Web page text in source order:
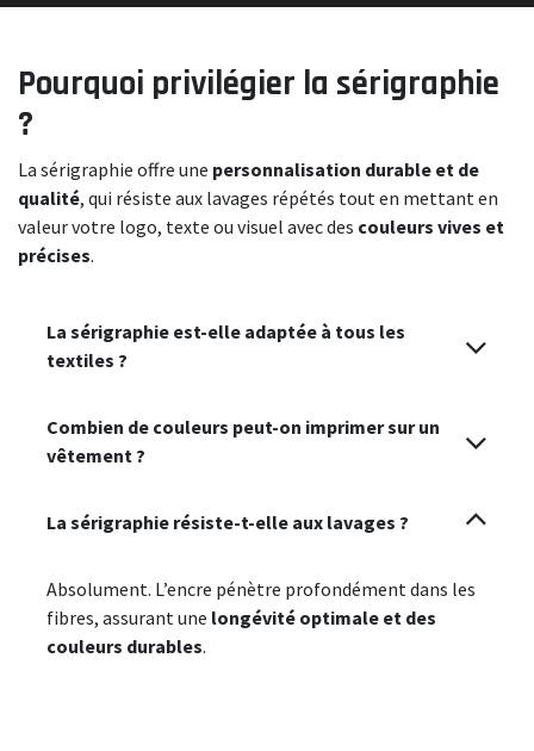
Pourquoi privilégier la sérigraphie
?
La sérigraphie offre une personnalisation durable et de
qualité, qui résiste aux lavages répétés tout en mettant en
valeur votre logo, texte ou visuel avec des couleurs vives et
précises.
La sérigraphie est-elle adaptée à tous les
textiles ?
Combien de couleurs peut-on imprimer sur un
vêtement ?
La sérigraphie résiste-t-elle aux lavages ?
Absolument. L’encre pénètre profondément dans les
fibres, assurant une longévité optimale et des
couleurs durables.